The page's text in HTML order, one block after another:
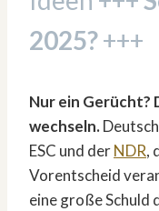
2025?+++
Nur ein Gerücht?
wechseln.
ESC und derNDR,
Vorentscheid
eine große Schuld